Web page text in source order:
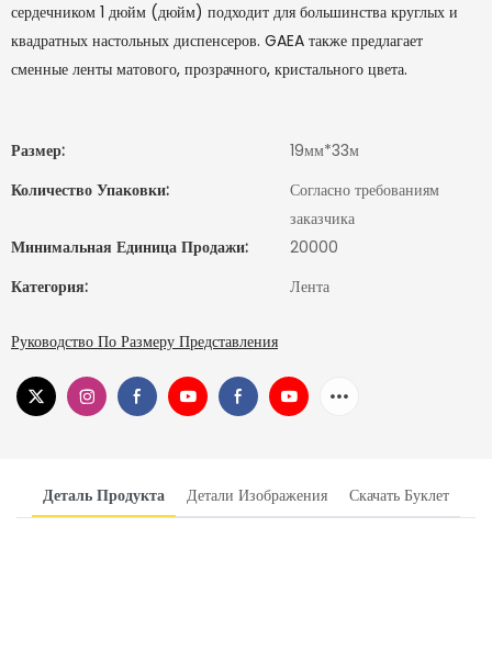
сердечником 1 дюйм (дюйм) подходит для большинства круглых и
квадратных настольных диспенсеров. GAEA также предлагает
сменные ленты матового, прозрачного, кристального цвета.
Размер:
19мм*33м
Количество Упаковки:
Согласно требованиям
заказчика
Минимальная Единица Продажи:
20000
Категория:
Лента
Руководство По Размеру Представления
Деталь Продукта Детали Изображения Скачать Буклет